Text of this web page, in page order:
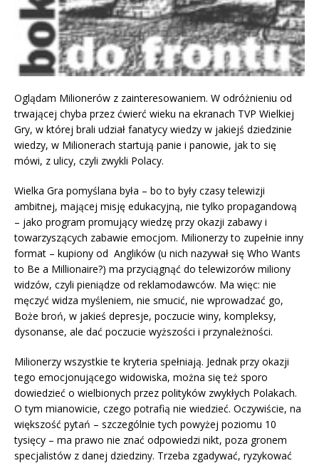
Oglądam Milionerów z zainteresowaniem. W odróżnieniu od
trwającej chyba przez ćwierć wieku na ekranach TVP Wielkiej
Gry, w której brali udział fanatycy wiedzy w jakiejś dziedzinie
wiedzy, w Milionerach startują panie i panowie, jak to się
mówi, z ulicy, czyli zwykli Polacy.
Wielka Gra pomyślana była – bo to były czasy telewizji
ambitnej, mającej misję edukacyjną, nie tylko propagandową
– jako program promujący wiedzę przy okazji zabawy i
towarzyszących zabawie emocjom. Milionerzy to zupełnie inny
format – kupiony od Anglików (u nich nazywał się Who Wants
to Be a Millionaire?) ma przyciągnąć do telewizorów miliony
widzów, czyli pieniądze od reklamodawców. Ma więc: nie
męczyć widza myśleniem, nie smucić, nie wprowadzać go,
Boże broń, w jakieś depresje, poczucie winy, kompleksy,
dysonanse, ale dać poczucie wyższości i przynależności.
Milionerzy wszystkie te kryteria spełniają. Jednak przy okazji
tego emocjonującego widowiska, można się też sporo
dowiedzieć o wielbionych przez polityków zwykłych Polakach.
O tym mianowicie, czego potrafią nie wiedzieć. Oczywiście, na
większość pytań – szczególnie tych powyżej poziomu 10
tysięcy – ma prawo nie znać odpowiedzi nikt, poza gronem
specjalistów z danej dziedziny. Trzeba zgadywać, ryzykować